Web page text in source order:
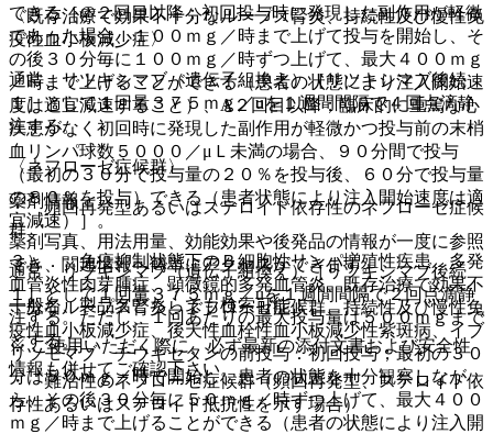
できる［@２回目以降；初回投与時に発現した副作用が軽微
であった場合、１００ｍｇ／時まで上げて投与を開始し、そ
の後３０分毎に１００ｍｇ／時ずつ上げて、最大４００ｍｇ
／時まで上げることができる（患者の状態により注入開始速
度は適宜減速すること）、A２回目以降；臨床的に重篤な心
疾患がなく初回時に発現した副作用が軽微かつ投与前の末梢
血リンパ球数５０００／μＬ未満の場合、９０分間で投与
（最初の３０分で投与量の２０％を投与後、６０分で投与量
の８０％を投与）できる（患者状態により注入開始速度は適
宜減速）］。
３）． 免疫抑制状態下のＢ細胞性リンパ増殖性疾患、多発
血管炎性肉芽腫症、顕微鏡的多発血管炎、既存治療で効果不
十分なループス腎炎、ネフローゼ症候群、持続性及び慢性免
疫性血小板減少症、後天性血栓性血小板減少性紫斑病、イブ
リツモマブ チウキセタンの前投与：初回投与；最初の３０
分は５０ｍｇ／時で開始し、患者の状態を十分観察しなが
ら、その後３０分毎に５０ｍｇ／時ずつ上げて、最大４００
ｍｇ／時まで上げることができる（患者の状態により注入開
〈既存治療で効果不十分なループス腎炎、持続性及び慢性免
疫性血小板減少症〉
通常、リツキシマブ（遺伝子組換え）［リツキシマブ後続
１］として１回量３７５ｍｇ／uを１週間間隔で４回点滴静
注する。
〈ネフローゼ症候群〉
・ 頻回再発型あるいはステロイド依存性のネフローゼ症候
群
通常、リツキシマブ（遺伝子組換え）［リツキシマブ後続
１］として１回量３７５ｍｇ／uを１週間間隔で２回点滴静
注する。ただし、１回あたりの最大投与量は５００ｍｇまで
とする。
・ 難治性のネフローゼ症候群（頻回再発型、ステロイド依
存性あるいはステロイド抵抗性を示す場合）
薬剤情報
薬剤写真、用法用量、効能効果や後発品の情報が一度に参照
でき、関連情報へ簡単にアクセスができます。
一般名、製品名どちらでも検索可能！
※ ご使用いただく際に、必ず最新の添付文書および安全性
情報も併せてご確認下さい。